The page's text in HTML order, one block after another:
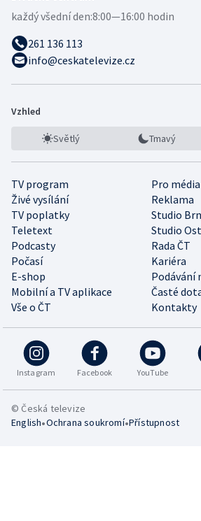
každý všední den:8:00—16:00 hodin
261 136 113
info@ceskatelevize.cz
Vzhled
Světlý Tmavý
TV program
Pro média
Živé vysílání
Reklama
TV poplatky
Studio
Teletext
Studio
Podcasty
Rada ČT
Počasí
Kariéra
E-shop
Podávání
Mobilní a TV aplikace
Časté
Vše o ČT
Kontakty
Instagram Facebook YouTube
© Česká televize
English•Ochrana soukromí•Přístupnost